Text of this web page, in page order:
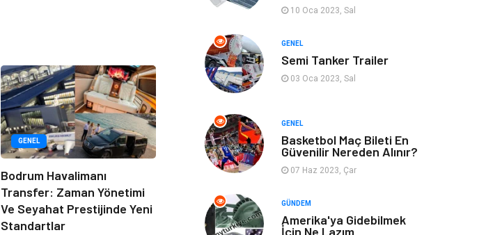
GENEL
Bodrum Havalimanı
Transfer: Zaman Yönetimi
Ve Seyahat Prestijinde Yeni
Standartlar
Bebek Giyim Moda
Blogroll
Markalar Bilet
Tarih Spor Malzemeleri
10 Oca 2023, Sal
GENEL
Semi Tanker Trailer
03 Oca 2023, Sal
GENEL
Basketbol Maç Bileti En
Güvenilir Nereden Alınır?
07 Haz 2023, Çar
GÜNDEM
Amerika'ya Gidebilmek
İçin Ne Lazım